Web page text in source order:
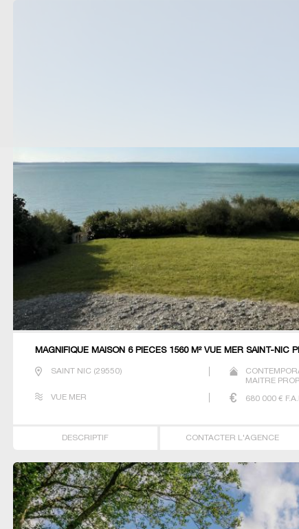
MAGNIFIQUE MAISON 6 PIECES 1560 M² VUE MER SAINT-NIC
SAINT NIC(29550)
MAITRE
VUE MER 680 000€ F.A.I
DESCRIPTIF CONTACTER L'AGENCE